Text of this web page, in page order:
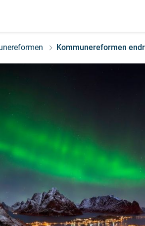
Kommunereformen